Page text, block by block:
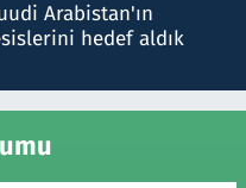
Arabistan'ın
hedef aldık